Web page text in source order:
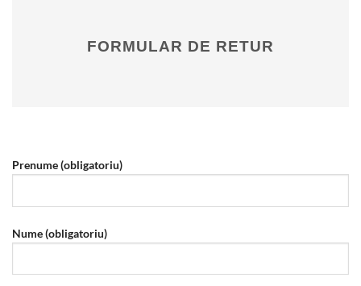
FORMULAR DE RETUR
Prenume (obligatoriu)
Nume (obligatoriu)